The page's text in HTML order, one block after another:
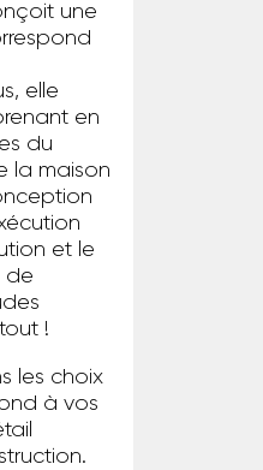
une
elle
en
du
la maison
et le
de
!
les choix
à vos